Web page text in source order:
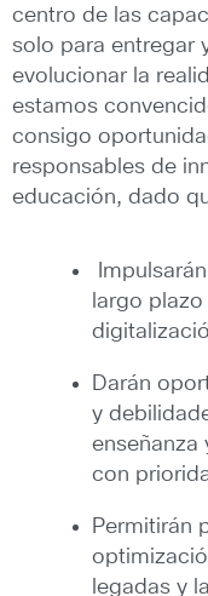
centro de las
solo para entregar
evolucionar la
estamos
consigo
responsables de
educación, dado
largo
Darán
y
enseñanza
con
Permitirán
legadas y